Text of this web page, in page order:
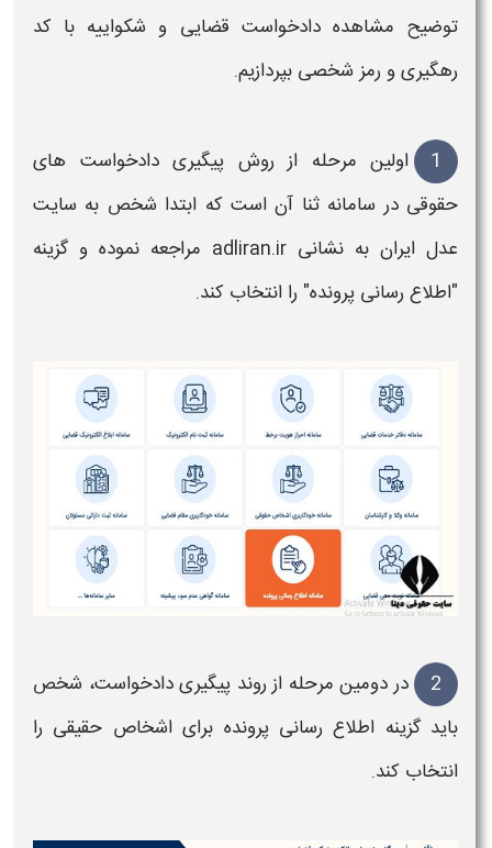
توضیح مشاهده دادخواست قضایی و شکواییه با کد
رهگیریو رمز شخصی بپردازیم.
1 اولین مرحله از روش پیگیری دادخواست های
حقوقی در سامانه ثنا آن است که ابتدا شخص به سایت
عدل ایران به نشانی adliran.ir مراجعه نموده و گزینه
"اطلاع رسانی پرونده" را انتخاب کند.
2 در دومین مرحله ازروند پیگیری دادخواست، شخص
باید گزینه اطلاع رسانیپرونده برای اشخاص حقیقی را
انتخاب کند.